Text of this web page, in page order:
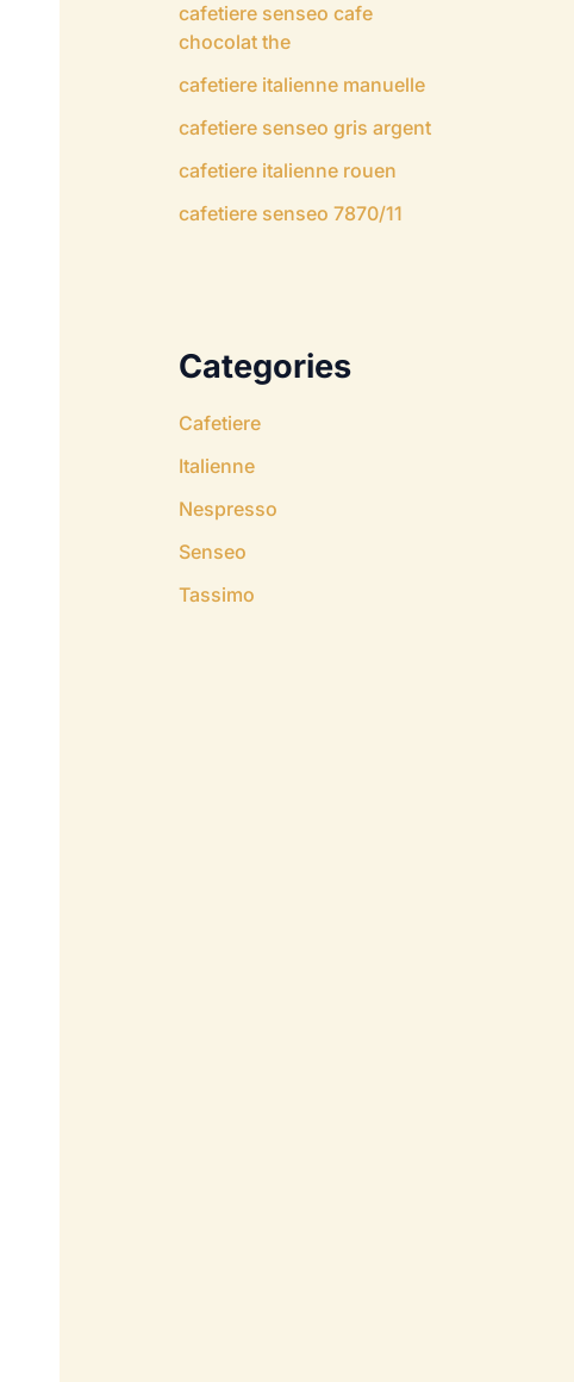
cafetiere senseo cafe
chocolat the
cafetiere italienne manuelle
cafetiere senseo gris argent
cafetiere italienne rouen
cafetiere senseo 7870/11
Categories
Cafetiere
Italienne
Nespresso
Senseo
Tassimo